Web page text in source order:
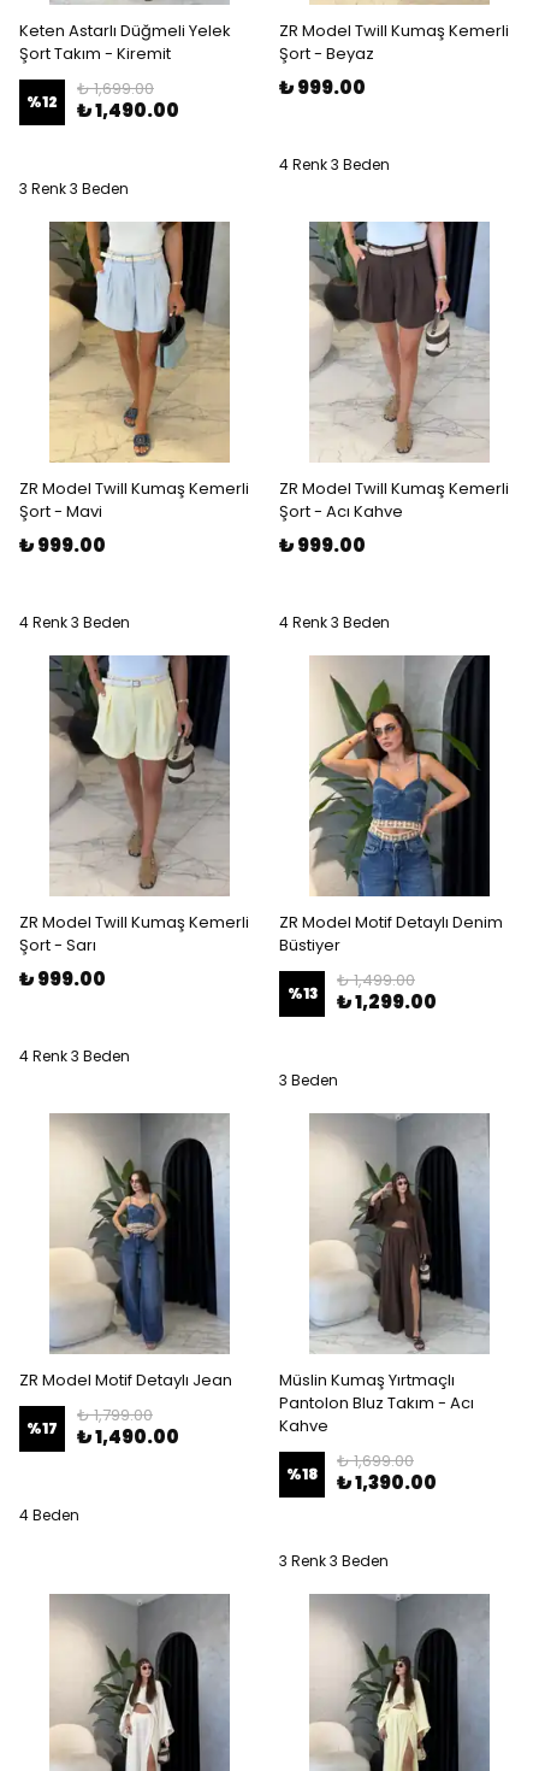
Keten Astarlı Düğmeli Yelek
Şort Takım - Kiremit
%12
₺ 1,699.00
₺ 1,490.00
3 Renk 3 Beden
ZR Model Twill Kumaş Kemerli
Şort - Beyaz
₺ 999.00
4 Renk 3 Beden
ZR Model Twill Kumaş Kemerli
Şort - Mavi
₺ 999.00
4 Renk 3 Beden
ZR Model Twill Kumaş Kemerli
Şort - Acı Kahve
₺ 999.00
4 Renk 3 Beden
ZR Model Twill Kumaş Kemerli
Şort - Sarı
₺ 999.00
4 Renk 3 Beden
ZR Model Motif Detaylı Denim
Büstiyer
%13
₺ 1,499.00
₺ 1,299.00
3 Beden
ZR Model Motif Detaylı Jean
%17
₺ 1,799.00
₺ 1,490.00
4 Beden
Müslin Kumaş Yırtmaçlı
Pantolon Bluz Takım - Acı
Kahve
%18
₺ 1,699.00
₺ 1,390.00
3 Renk 3 Beden